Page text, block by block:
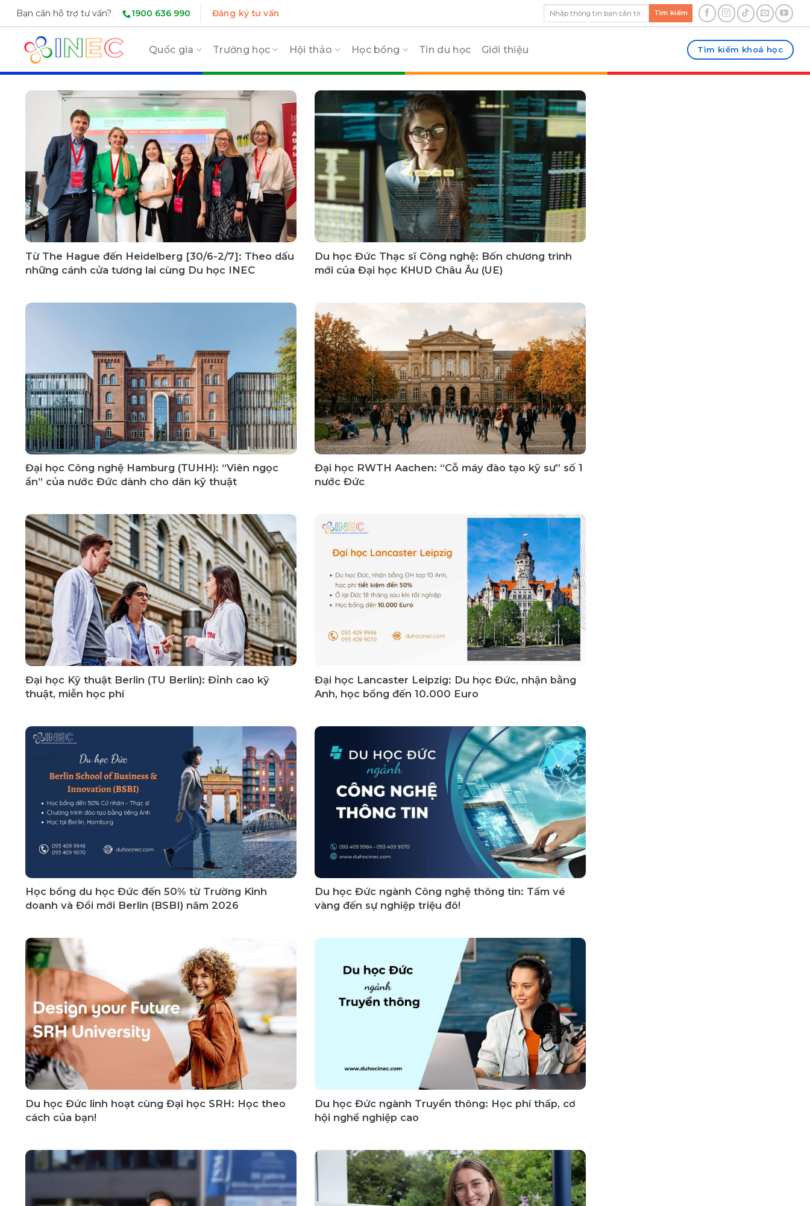
Skip
content
Bạn cần hỗ trợ tư vấn? 1900 636 990 Đăng ký tư vấn Tìm kiếm
Quốc gia Trường học Hội thảo Học bổng Tin du học Giới thiệu Tìm kiếm khoá học
Từ The Hague đến Heidelberg [30/6-2/7]: Theo dấu
những cánh cửa tương lai cùng Du học INEC
Du học Đức Thạc sĩ Công nghệ: Bốn chương trình
mới của Đại học KHUD Châu Âu (UE)
Đại học Công nghệ Hamburg (TUHH): “Viên ngọc
ẩn” của nước Đức dành cho dân kỹ thuật
Đại học RWTH Aachen: “Cỗ máy đào tạo kỹ sư” số 1
nước Đức
Đại học Kỹ thuật Berlin (TU Berlin): Đỉnh cao kỹ
thuật, miễn học phí
Đại học Lancaster Leipzig: Du học Đức, nhận bằng
Anh, học bổng đến 10.000 Euro
Học bổng du học Đức đến 50% từ Trường Kinh
doanh và Đổi mới Berlin (BSBI) năm 2026
Du học Đức ngành Công nghệ thông tin: Tấm vé
vàng đến sự nghiệp triệu đô!
Du học Đức linh hoạt cùng Đại học SRH: Học theo
cách của bạn!
Du học Đức ngành Truyền thông: Học phí thấp, cơ
hội nghề nghiệp cao